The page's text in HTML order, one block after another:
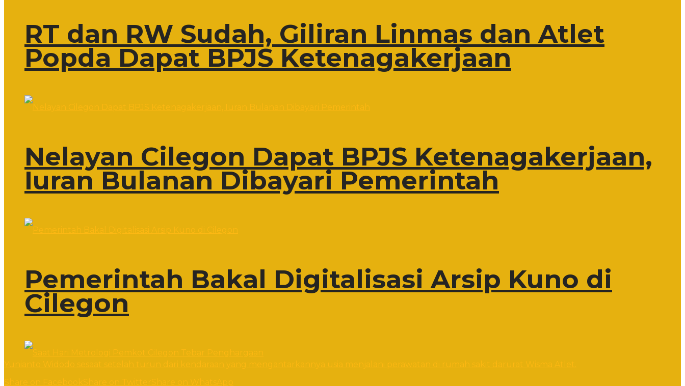
RT dan RW Sudah, Giliran Linmas dan Atlet
Popda Dapat BPJS Ketenagakerjaan
Nelayan Cilegon Dapat BPJS Ketenagakerjaan,
Iuran Bulanan Dibayari Pemerintah
Pemerintah Bakal Digitalisasi Arsip Kuno di
Cilegon